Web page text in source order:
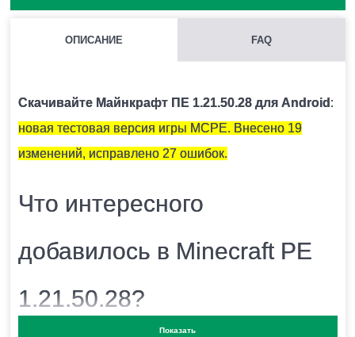
ОПИСАНИЕ FAQ
Скачивайте Майнкрафт ПЕ 1.21.50.28 для Android :
новая тестовая версия игры MCPE. Внесено 19
изменений, исправлено 27 ошибок.
Что интересного
добавилось в Minecraft PE
1.21.50.28?
Показать
Для этого есть специальная кисточка.
ОПАСЕН ЛИ СНИФФЕР ДЛЯ ИГРОКА?
Нет.